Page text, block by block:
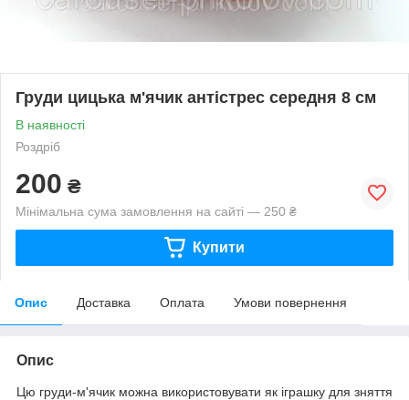
Груди цицька м'ячик антістрес середня 8 см
В наявності
Роздріб
200 ₴
Мінімальна сума замовлення на сайті — 250 ₴
Купити
Опис Доставка Оплата Умови повернення
Опис
Цю груди-м'ячик можна використовувати як іграшку для зняття